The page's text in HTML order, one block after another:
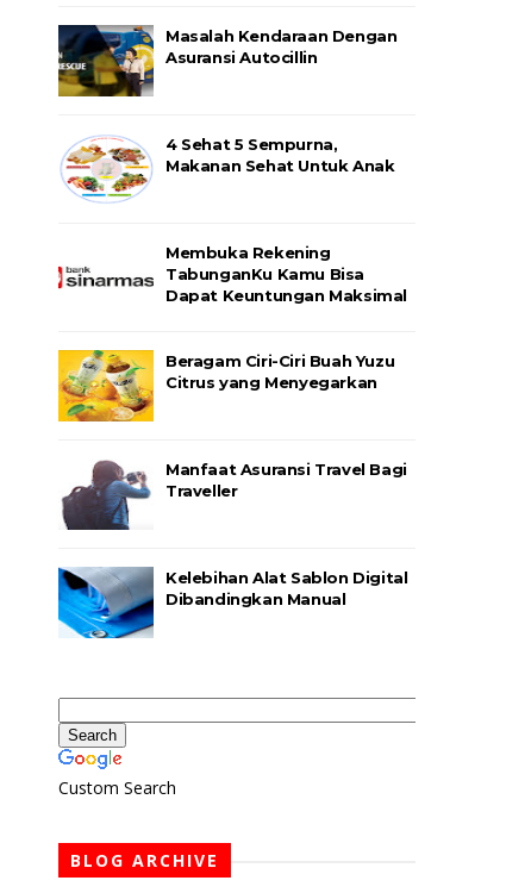
Masalah Kendaraan Dengan
Asuransi Autocillin
4 Sehat 5 Sempurna,
Makanan Sehat Untuk Anak
Membuka Rekening
TabunganKu Kamu Bisa
Dapat Keuntungan Maksimal
Beragam Ciri-Ciri Buah Yuzu
Citrus yang Menyegarkan
Manfaat Asuransi Travel Bagi
Traveller
Kelebihan Alat Sablon Digital
Dibandingkan Manual
Custom Search
BLOG ARCHIVE